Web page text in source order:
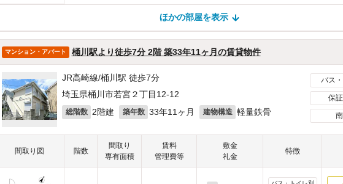
ほかの部屋を表示
ほかの部屋は見つかりませんでした
マンション・アパート 桶川駅より徒歩7分 2階 築33年11ヶ月の賃貸物件
JR高崎線/桶川駅 徒歩7分
埼玉県桶川市若宮２丁目12-12
総階数 2階建 築年数 33年11ヶ月 建物構造 軽量鉄骨
バス
保
間取り図 階数
間取り
専有面積
賃料
管理費等
敷金
礼金
特徴